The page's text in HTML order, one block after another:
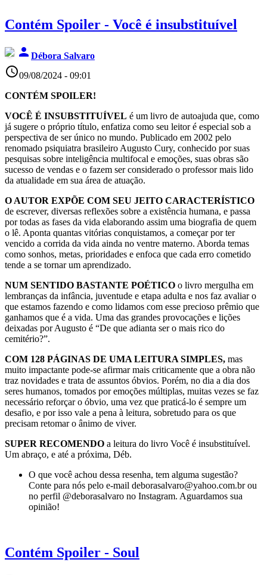
Contém Spoiler - Você é insubstituível
person Débora Salvaro
access_time09/08/2024 - 09:01
CONTÉM SPOILER!
VOCÊ É INSUBSTITUÍVEL é um livro de autoajuda que, como
já sugere o próprio título, enfatiza como seu leitor é especial sob a
perspectiva de ser único no mundo. Publicado em 2002 pelo
renomado psiquiatra brasileiro Augusto Cury, conhecido por suas
pesquisas sobre inteligência multifocal e emoções, suas obras são
sucesso de vendas e o fazem ser considerado o professor mais lido
da atualidade em sua área de atuação.
O AUTOR EXPÕE COM SEU JEITO CARACTERÍSTICO
de escrever, diversas reflexões sobre a existência humana, e passa
por todas as fases da vida elaborando assim uma biografia de quem
o lê. Aponta quantas vitórias conquistamos, a começar por ter
vencido a corrida da vida ainda no ventre materno. Aborda temas
como sonhos, metas, prioridades e enfoca que cada erro cometido
tende a se tornar um aprendizado.
NUM SENTIDO BASTANTE POÉTICO o livro mergulha em
lembranças da infância, juventude e etapa adulta e nos faz avaliar o
que estamos fazendo e como lidamos com esse precioso prêmio que
ganhamos que é a vida. Uma das grandes provocações e lições
deixadas por Augusto é “De que adianta ser o mais rico do
cemitério?”.
COM 128 PÁGINAS DE UMA LEITURA SIMPLES, mas
muito impactante pode-se afirmar mais criticamente que a obra não
traz novidades e trata de assuntos óbvios. Porém, no dia a dia dos
seres humanos, tomados por emoções múltiplas, muitas vezes se faz
necessário reforçar o óbvio, uma vez que praticá-lo é sempre um
desafio, e por isso vale a pena à leitura, sobretudo para os que
precisam retomar o ânimo de viver.
SUPER RECOMENDO a leitura do livro Você é insubstituível.
Um abraço, e até a próxima, Déb.
O que você achou dessa resenha, tem alguma sugestão?
Conte para nós pelo e-mail deborasalvaro@yahoo.com.br ou
no perfil @deborasalvaro no Instagram. Aguardamos sua
opinião!
Contém Spoiler - Soul